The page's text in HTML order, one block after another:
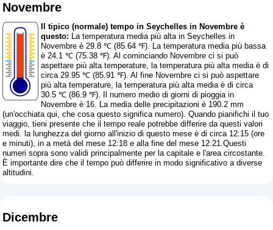
Novembre
Il tipico (normale) tempo in Seychelles in Novembre è
questo: La temperatura media più alta in Seychelles in
Novembre è 29.8 ℃ (85.64 ℉). La temperatura media più bassa
è 24.1 ℃ (75.38 ℉). Al cominciando Novembre ci si può
aspettare più alta temperature, la temperatura più alta media è di
circa 29.95 ℃ (85.91 ℉). Al fine Novembre ci si può aspettare
più alta temperature, la temperatura più alta media è di circa
30.5 ℃ (86.9 ℉). Il numero medio di giorni di pioggia in
Novembre è 16. La media delle precipitazioni è 190.2 mm
(un'occhiata qui, che cosa questo significa numero). Quando pianifichi il tuo
viaggio, tieni presente che il tempo reale potrebbe differire da questi valori
medi. la lunghezza del giorno all'inizio di questo mese è di circa 12:15 (ore
e minuti), in a metà del mese 12:18 e alla fine del mese 12:21.Questi
numeri sopra sono validi principalmente per la capitale e l'area circostante.
È importante dire che il tempo può differire in modo significativo a diverse
altitudini.
Dicembre